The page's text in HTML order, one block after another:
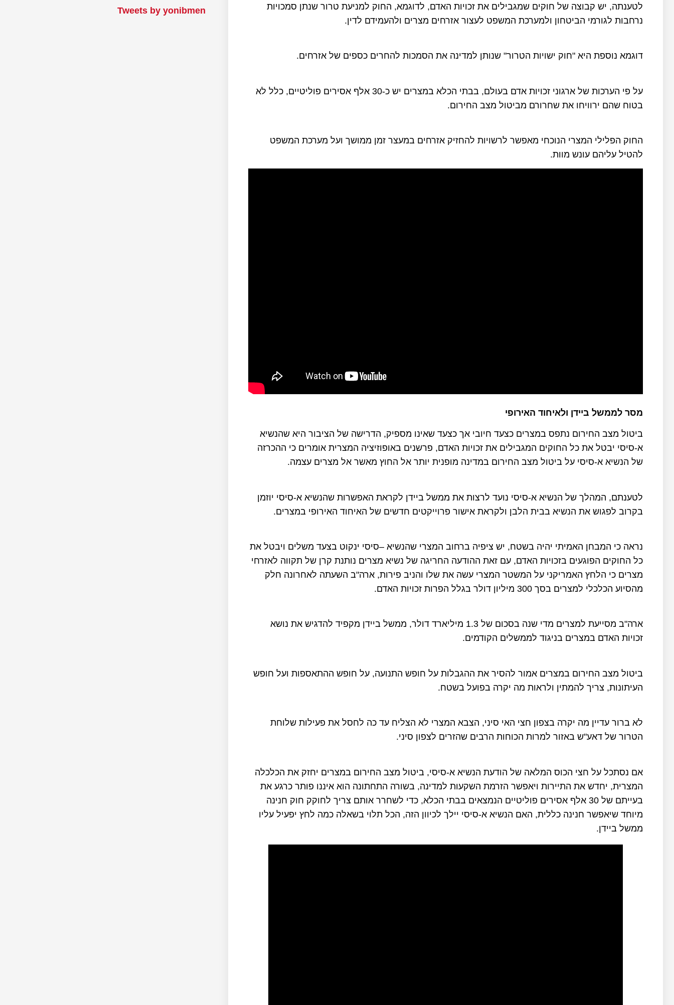
לטענתה, יש קבוצה של חוקים שמגבילים את זכויות האדם, לדוגמא, החוק למניעת טרור שנתן סמכויות
נרחבות לגורמי הביטחון ולמערכת המשפט לעצור אזרחים מצרים ולהעמידם לדין.
דוגמא נוספת היא "חוק ישויות הטרור" שנותן למדינה את הסמכות להחרים כספים של אזרחים.
על פי הערכות של ארגוני זכויות אדם בעולם, בבתי הכלא במצרים יש כ-30 אלף אסירים פוליטיים, כלל לא
בטוח שהם ירוויחו את שחרורם מביטול מצב החירום.
החוק הפלילי המצרי הנוכחי מאפשר לרשויות להחזיק אזרחים במעצר זמן ממושך ועל מערכת המשפט
להטיל עליהם עונש מוות.
מסר לממשל ביידן ולאיחוד האירופי
ביטול מצב החירום נתפס במצרים כצעד חיובי אך כצעד שאינו מספיק, הדרישה של הציבור היא שהנשיא
א-סיסי יבטל את כל החוקים המגבילים את זכויות האדם, פרשנים באופוזיציה המצרית אומרים כי ההכרזה
של הנשיא א-סיסי על ביטול מצב החירום במדינה מופנית יותר אל החוץ מאשר אל מצרים עצמה.
לטענתם, המהלך של הנשיא א-סיסי נועד לרצות את ממשל ביידן לקראת האפשרות שהנשיא א-סיסי יוזמן
בקרוב לפגוש את הנשיא בבית הלבן ולקראת אישור פרוייקטים חדשים של האיחוד האירופי במצרים.
נראה כי המבחן האמיתי יהיה בשטח, יש ציפיה ברחוב המצרי שהנשיא –סיסי ינקוט בצעד משלים ויבטל את
כל החוקים הפוגעים בזכויות האדם, עם זאת ההודעה החריגה של נשיא מצרים נותנת קרן של תקווה לאזרחי
מצרים כי הלחץ האמריקני על המשטר המצרי עשה את שלו והניב פירות, ארה"ב השעתה לאחרונה חלק
מהסיוע הכלכלי למצרים בסך 300 מיליון דולר בגלל הפרות זכויות האדם.
ארה"ב מסייעת למצרים מדי שנה בסכום של 1.3 מיליארד דולר, ממשל ביידן מקפיד להדגיש את נושא
זכויות האדם במצרים בניגוד לממשלים הקודמים.
ביטול מצב החירום במצרים אמור להסיר את ההגבלות על חופש התנועה, על חופש ההתאספות ועל חופש
העיתונות, צריך להמתין ולראות מה יקרה בפועל בשטח.
לא ברור עדיין מה יקרה בצפון חצי האי סיני, הצבא המצרי לא הצליח עד כה לחסל את פעילות שלוחת
הטרור של דאע"ש באזור למרות הכוחות הרבים שהזרים לצפון סיני.
אם נסתכל על חצי הכוס המלאה של הודעת הנשיא א-סיסי, ביטול מצב החירום במצרים יחזק את הכלכלה
המצרית, יחדש את התיירות ויאפשר הזרמת השקעות למדינה, בשורה התחתונה הוא איננו פותר כרגע את
בעייתם של 30 אלף אסירים פוליטיים הנמצאים בבתי הכלא, כדי לשחרר אותם צריך לחוקק חוק חנינה
מיוחד שיאפשר חנינה כללית, האם הנשיא א-סיסי יילך לכיוון הזה, הכל תלוי בשאלה כמה לחץ יפעיל עליו
ממשל ביידן.
Tweets by yonibmen